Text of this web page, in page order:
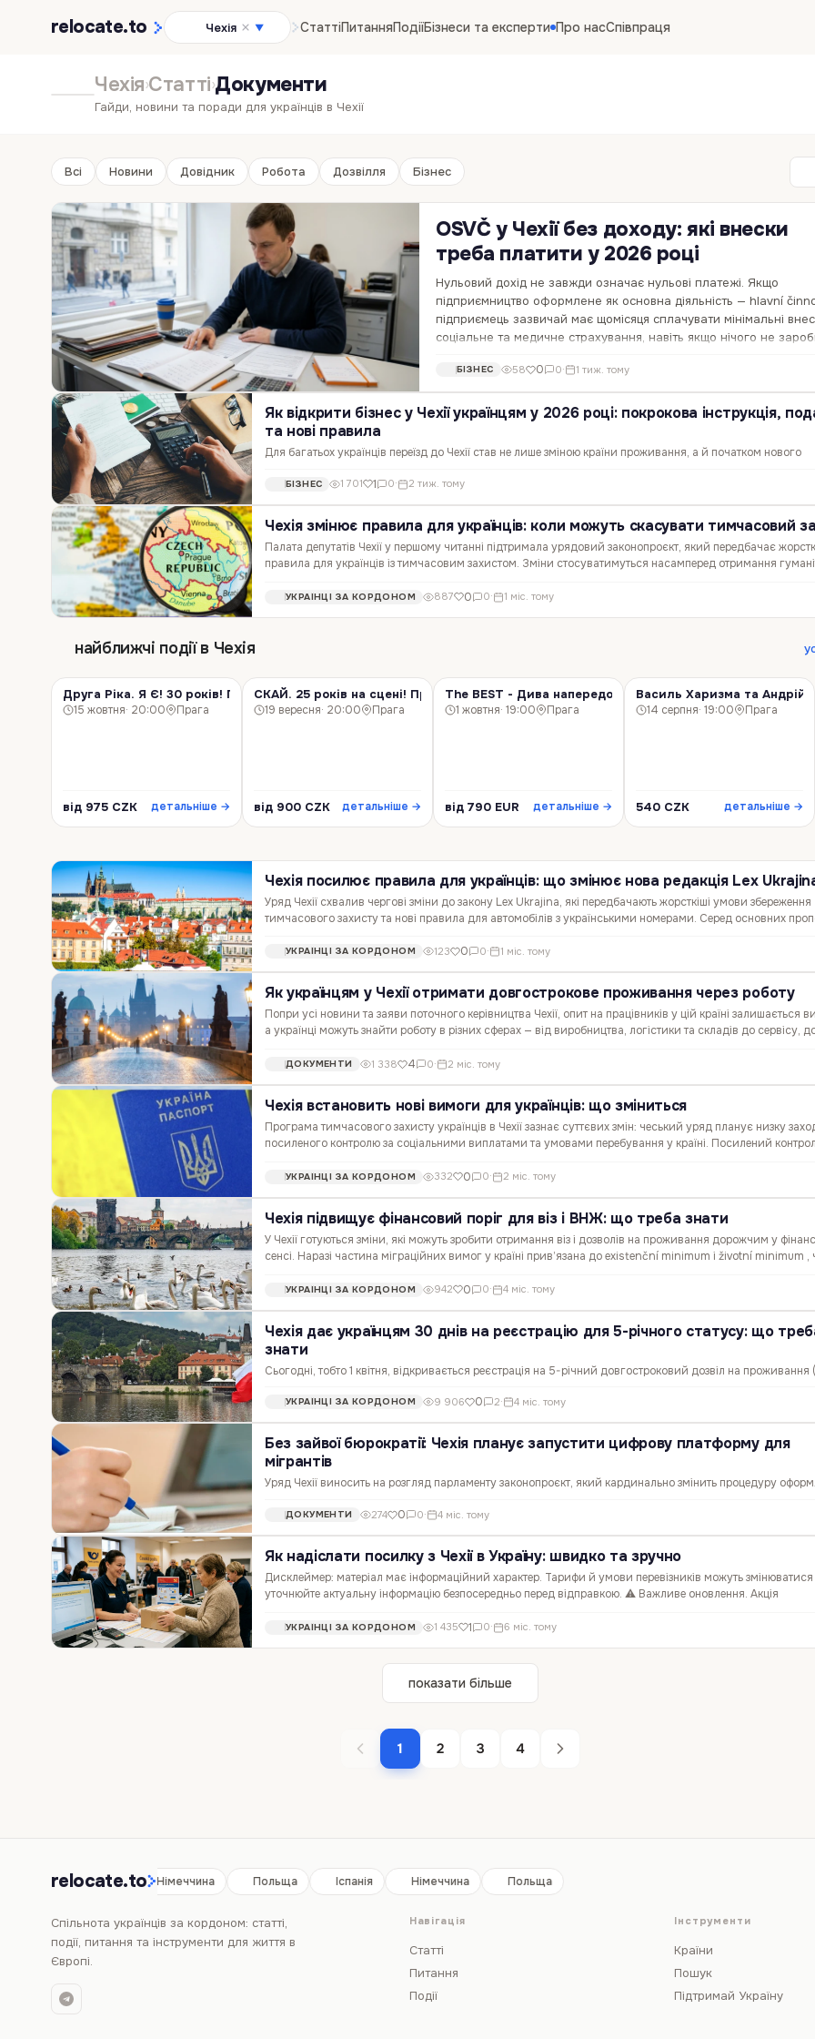
relocate.to Чехія ▼ СтаттіПитанняПодіїБізнеси та експерти Про насСпівпраця
Чехія›Статті›Документи
Гайди, новини та поради для українців в Чехії
Всі Новини Довідник Робота Дозвілля Бізнес
OSVČ у Чехії без доходу: які внески
треба платити у 2026 році
Нульовий дохід не завжди означає нульові платежі. Якщо
підприємництво оформлене як основна діяльність — hlavní
підприємець зазвичай має щомісяця сплачувати мінімальні
соціальне та медичне страхування, навіть якщо нічого не
БІЗНЕС 58 0 0· 1 тиж. тому
Як відкрити бізнес у Чехії українцям у 2026 році: покрокова інструкція,
та нові правила
Для багатьох українців переїзд до Чехії став не лише зміною країни проживання, а й початком нового
бізнес або реалізувати ідею, яку довго відкладав. Чеське законодавство…
БІЗНЕС 1 701 1 0· 2 тиж. тому
Чехія змінює правила для українців: коли можуть скасувати тимчасовий
Палата депутатів Чехії у першому читанні підтримала урядовий законопроєкт, який передбачає
правила для українців із тимчасовим захистом. Зміни стосуватимуться насамперед отримання
УКРАЇНЦІ ЗА КОРДОНОМ 887 0 0· 1 міс. тому
найближчі події в Чехія
КОНЦЕРТ
Друга Ріка. Я Є! 30 років! Прага!
15 жовтня· 20:00 Прага
від 975 CZK детальніше →
КОНЦЕРТ
СКАЙ. 25 років на сцені! Прага!
19 вересня· 20:00 Прага
від 900 CZK детальніше →
КОНЦЕРТ
The BEST - Дива напередодні Різдва! Прага!
1 жовтня· 19:00 Прага
від 790 EUR детальніше →
КОНЦЕРТ
Василь Харизма та Андрій
14 серпня· 19:00 Прага
540 CZK детальніше →
Чехія посилює правила для українців: що змінює нова редакція Lex
Уряд Чехії схвалив чергові зміни до закону Lex Ukrajina, які передбачають жорсткіші умови збереження
тимчасового захисту та нові правила для автомобілів з українськими номерами. Серед основних
УКРАЇНЦІ ЗА КОРДОНОМ 123 0 0· 1 міс. тому
Як українцям у Чехії отримати довгострокове проживання через роботу
Попри усі новини та заяви поточного керівництва Чехії, опит на працівників у цій країні залишається
а українці можуть знайти роботу в різних сферах — від виробництва, логістики та складів до сервісу,
ДОКУМЕНТИ 1 338 4 0· 2 міс. тому
Чехія встановить нові вимоги для українців: що зміниться
Програма тимчасового захисту українців в Чехії зазнає суттєвих змін: чеський уряд планує низку
посиленого контролю за соціальними виплатами та умовами перебування у країні. Посилений
УКРАЇНЦІ ЗА КОРДОНОМ 332 0 0· 2 міс. тому
Чехія підвищує фінансовий поріг для віз і ВНЖ: що треба знати
У Чехії готуються зміни, які можуть зробити отримання віз і дозволів на проживання дорожчим у
сенсі. Наразі частина міграційних вимог у країні прив’язана до existenční minimum і životní minimum ,
УКРАЇНЦІ ЗА КОРДОНОМ 942 0 0· 4 міс. тому
Чехія дає українцям 30 днів на реєстрацію для 5-річного статусу: що
знати
Сьогодні, тобто 1 квітня, відкривається реєстрація на 5-річний довгостроковий дозвіл на
вже чотири роки і хочуть залишитися після березня 2027-го це…
УКРАЇНЦІ ЗА КОРДОНОМ 9 906 0 2· 4 міс. тому
Без зайвої бюрократії: Чехія планує запустити цифрову платформу для
мігрантів
Уряд Чехії виносить на розгляд парламенту законопроєкт, який кардинально змінить процедуру
прискорити обробку заяв та зменшити бюрократичне…
ДОКУМЕНТИ 274 0 0· 4 міс. тому
Як надіслати посилку з Чехії в Україну: швидко та зручно
Дисклеймер: матеріал має інформаційний характер. Тарифи й умови перевізників можуть
уточнюйте актуальну інформацію безпосередньо перед відправкою. ⚠️ Важливе оновлення. Акція
УКРАЇНЦІ ЗА КОРДОНОМ 1 435 1 0· 6 міс. тому
показати більше
1 2 3 4
relocate.to
Іспанія Німеччина Польща Іспанія Німеччина Польща
Спільнота українців за кордоном: статті,
події, питання та інструменти для життя в
Європі.
Навігація
Статті
Питання
Події
Інструменти
Країни
Пошук
Підтримай Україну